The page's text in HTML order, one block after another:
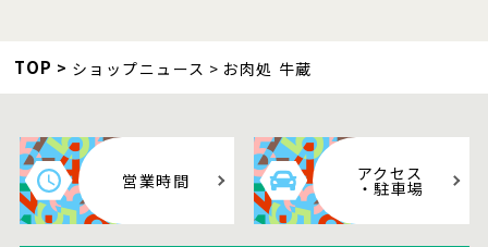
TOP ショップニュース お肉処 牛蔵
営業時間 アクセス
・駐車場